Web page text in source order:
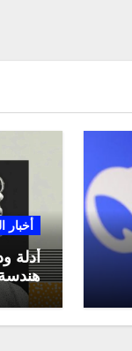
أخبار
أدلة
لعام 2025